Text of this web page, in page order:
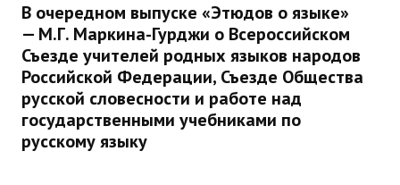
В очередном выпуске «Этюдов о языке»
— М.Г. Маркина-Гурджи о Всероссийском
Съезде учителей родных языков народов
Российской Федерации, Съезде Общества
русской словесности и работе над
государственными учебниками по
русскому языку